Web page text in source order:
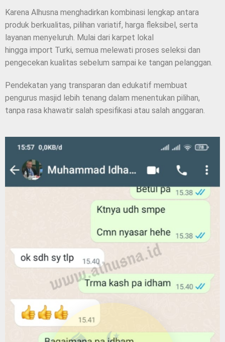
Karena Alhusna menghadirkan kombinasi lengkap antara
produk berkualitas, pilihan variatif, harga fleksibel, serta
layanan menyeluruh. Mulai dari karpet lokal
hingga import Turki, semua melewati proses seleksi dan
pengecekan kualitas sebelum sampai ke tangan pelanggan.
Pendekatan yang transparan dan edukatif membuat
pengurus masjid lebih tenang dalam menentukan pilihan,
tanpa rasa khawatir salah spesifikasi atau salah anggaran.